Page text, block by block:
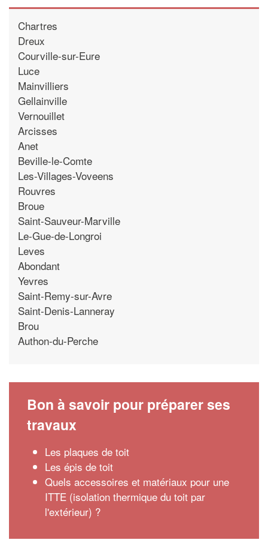
Chartres
Dreux
Courville-sur-Eure
Luce
Mainvilliers
Gellainville
Vernouillet
Arcisses
Anet
Beville-le-Comte
Les-Villages-Voveens
Rouvres
Broue
Saint-Sauveur-Marville
Le-Gue-de-Longroi
Leves
Abondant
Yevres
Saint-Remy-sur-Avre
Saint-Denis-Lanneray
Brou
Authon-du-Perche
Bon à savoir pour préparer ses
travaux
Les plaques de toit
Les épis de toit
Quels accessoires et matériaux pour une
ITTE (isolation thermique du toit par
l'extérieur) ?